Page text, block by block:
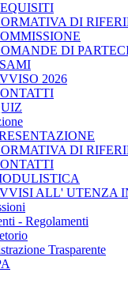
DI
DI
2026
DI
ALL' UTENZA
- Regolamenti
Trasparente